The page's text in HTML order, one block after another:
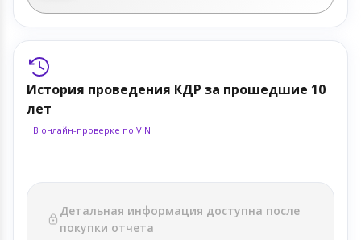
История проведения КДР за прошедшие 10
лет
В онлайн-проверке по VIN
Детальная информация доступна после
покупки отчета